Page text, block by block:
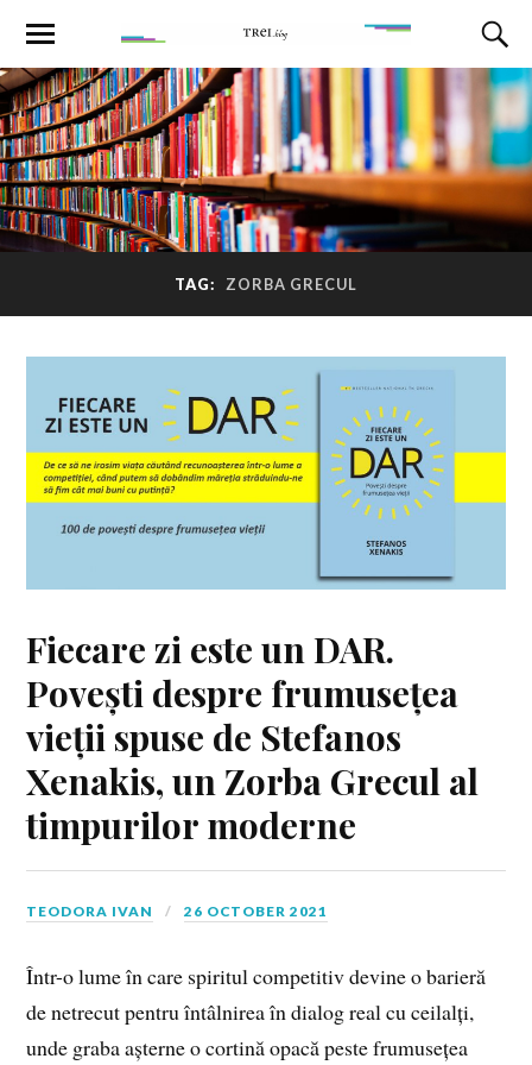
TAG: ZORBA GRECUL
Fiecare zi este un DAR.
Povești despre frumusețea
vieții spuse de Stefanos
Xenakis, un Zorba Grecul al
timpurilor moderne
TEODORA IVAN 26 OCTOBER 2021
Într-o lume în care spiritul competitiv devine o barieră
de netrecut pentru întâlnirea în dialog real cu ceilalți,
unde graba așterne o cortină opacă peste frumusețea